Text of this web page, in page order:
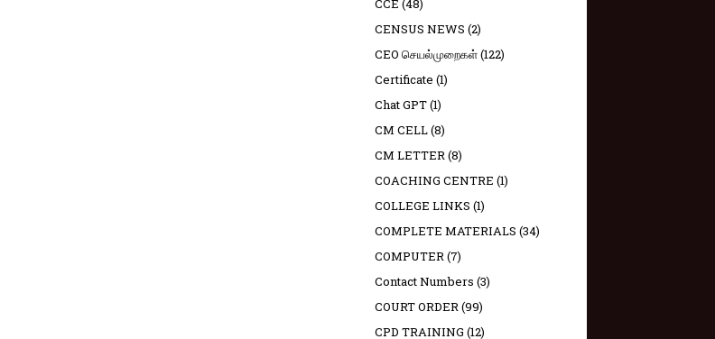
CCE (48)
CENSUS NEWS (2)
CEO செயல்முறைகள்(122)
Certificate (1)
Chat GPT(1)
CM CELL(8)
CM LETTER(8)
COACHING CENTRE (1)
COLLEGE LINKS (1)
COMPLETE MATERIALS (34)
COMPUTER(7)
Contact Numbers (3)
COURT ORDER(99)
CPD TRAINING (12)